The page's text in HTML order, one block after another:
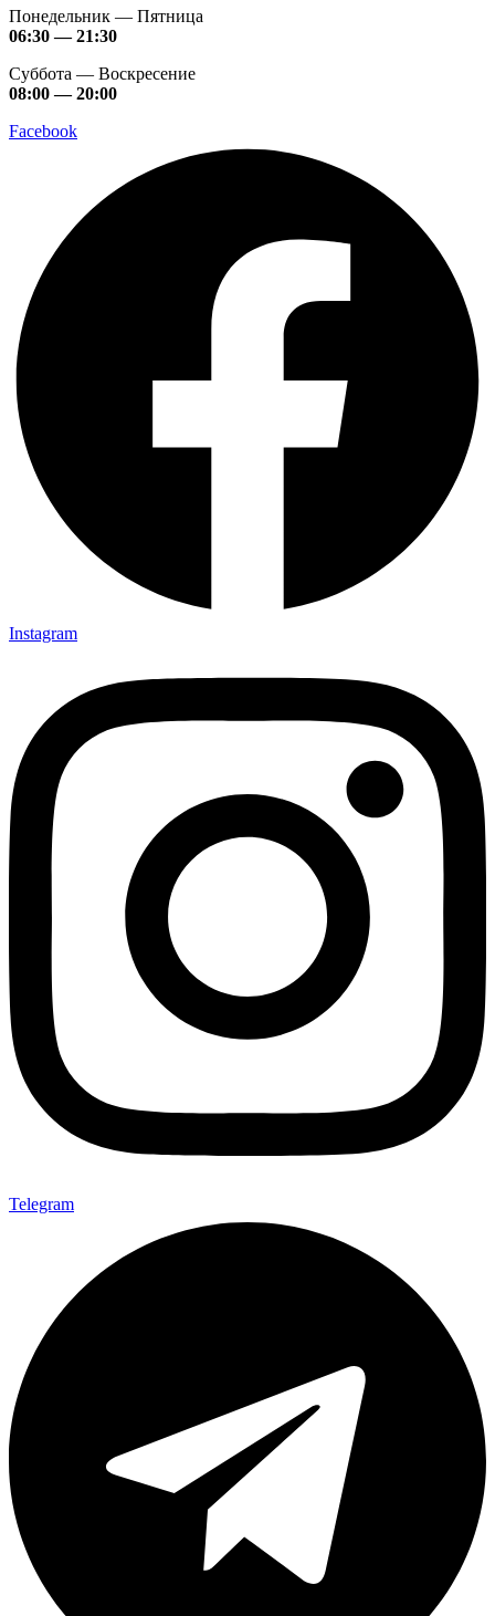
Понедельник — Пятница
06:30 — 21:30
Суббота — Воскресение
08:00 — 20:00
Facebook
Instagram
Telegram